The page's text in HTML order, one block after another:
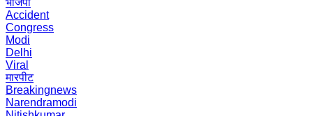
भाजपा
Accident
Congress
Modi
Delhi
Viral
मारपीट
Breakingnews
Narendramodi